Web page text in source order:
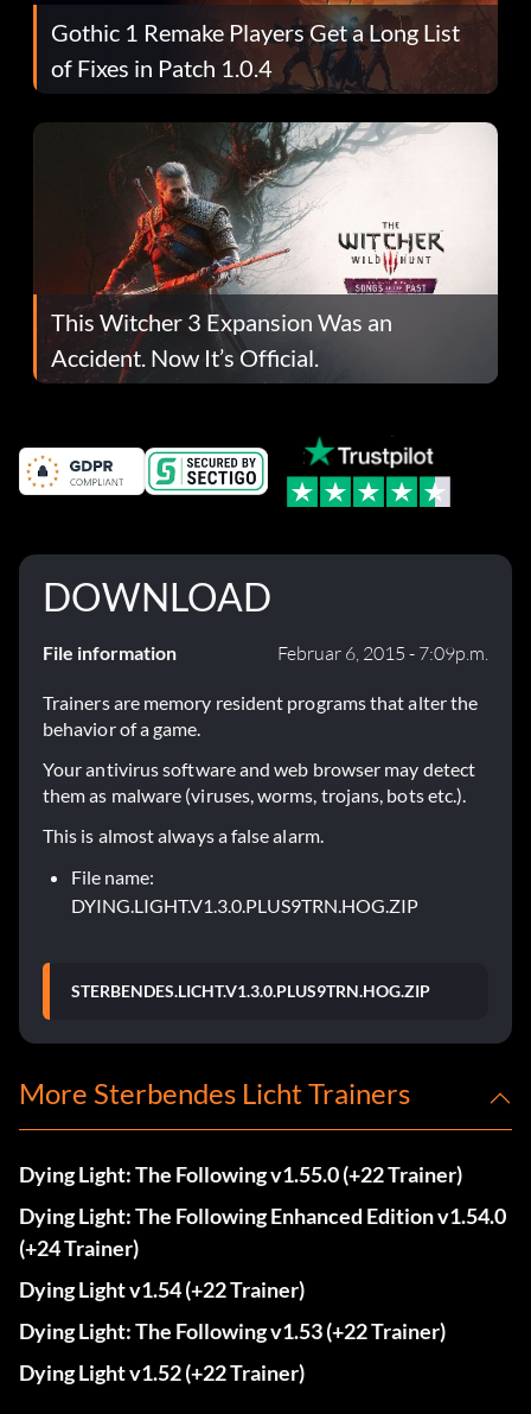
Gothic 1 Remake Players Get a Long List
of Fixes in Patch 1.0.4
This Witcher 3 Expansion Was an
Accident. Now It’s Official.
DOWNLOAD
File information Februar 6, 2015 - 7:09p.m.
Trainers are memory resident programs that alter the
behavior of a game.
Your antivirus software and web browser may detect
them as malware (viruses, worms, trojans, bots etc.).
This is almost always a false alarm.
File name:
DYING.LIGHT.V1.3.0.PLUS9TRN.HOG.ZIP
STERBENDES.LICHT.V1.3.0.PLUS9TRN.HOG.ZIP
More Sterbendes Licht Trainers
Dying Light: The Following v1.55.0 (+22 Trainer)
Dying Light: The Following Enhanced Edition v1.54.0
(+24 Trainer)
Dying Light v1.54 (+22 Trainer)
Dying Light: The Following v1.53 (+22 Trainer)
Dying Light v1.52 (+22 Trainer)